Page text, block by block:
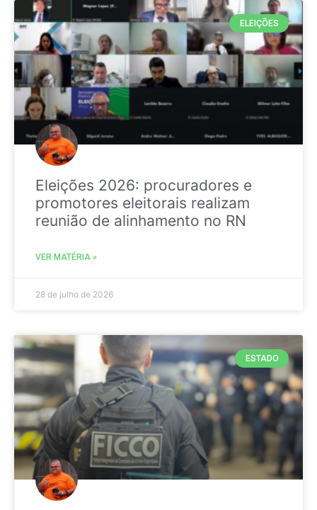
ELEIÇÕES
Eleições 2026: procuradores e
promotores eleitorais realizam
reunião de alinhamento no RN
VER MATÉRIA »
28 de julho de 2026
ESTADO